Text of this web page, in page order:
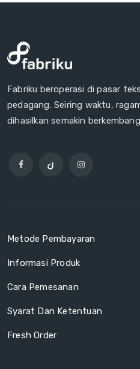
Fabriku beroperasi di pasar
pedagang. Seiring waktu,
dihasilkan semakin
Metode Pembayaran
Informasi Produk
Cara Pemesanan
Syarat Dan Ketentuan
Fresh Order